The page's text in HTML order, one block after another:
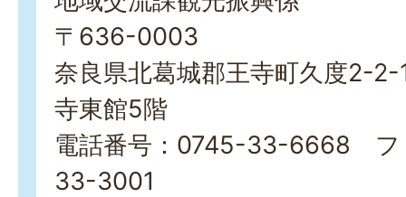
〒636-0003
奈良県北葛城郡王寺町久度2-
寺東館5階
電話番号：0745-33-6668 フ
33-3001